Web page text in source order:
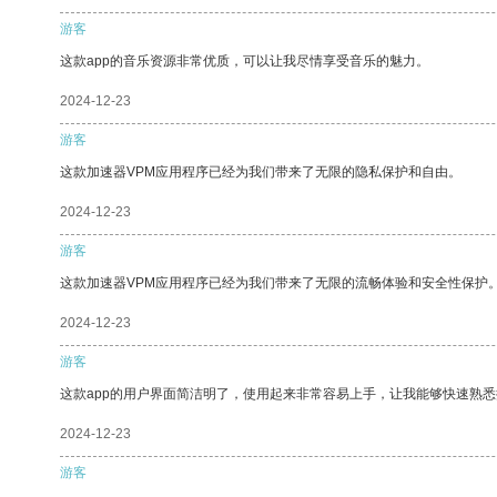
游客
这款app的音乐资源非常优质，可以让我尽情享受音乐的魅力。
2024-12-23
游客
这款加速器VPM应用程序已经为我们带来了无限的隐私保护和自由。
2024-12-23
游客
这款加速器VPM应用程序已经为我们带来了无限的流畅体验和安全性保护。
2024-12-23
游客
这款app的用户界面简洁明了，使用起来非常容易上手，让我能够快速熟悉
2024-12-23
游客